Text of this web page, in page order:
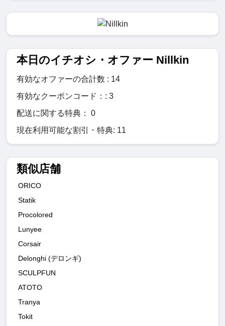
本日のイチオシ・オファー Nillkin
有効なオファーの合計数 : 14
有効なクーポンコード：: 3
配送に関する特典： 0
現在利用可能な割引・特典: 11
類似店舗
ORICO
Statik
Procolored
Lunyee
Corsair
Delonghi (デロンギ)
SCULPFUN
ATOTO
Tranya
Tokit